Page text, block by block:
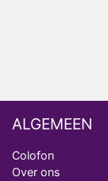
ALGEMEEN
Colofon
Over ons